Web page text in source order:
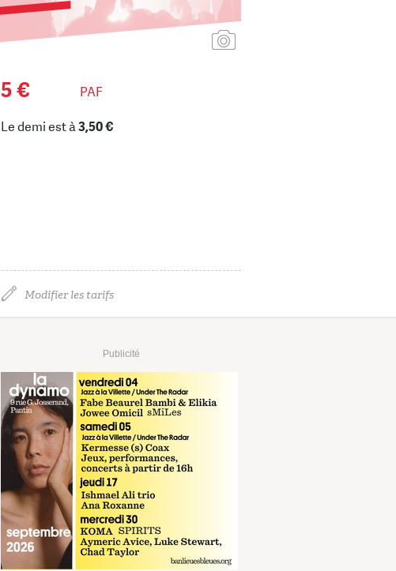
5 € PAF
Le demi est à3,50 €
Modifier les tarifs
Publicité